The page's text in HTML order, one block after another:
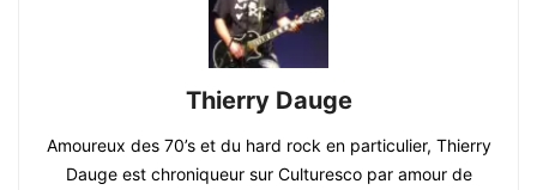
Thierry Dauge
Amoureux des 70’s et du hard rock en particulier, Thierry
Dauge est chroniqueur sur Culturesco par amour de